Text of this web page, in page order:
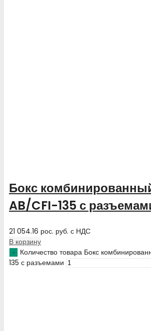
Бокс комбинированный
AB/CFI-135 с
21 054.16 рос. руб. с НДС
В корзину
Количество товара Бокс
135 с разъемами